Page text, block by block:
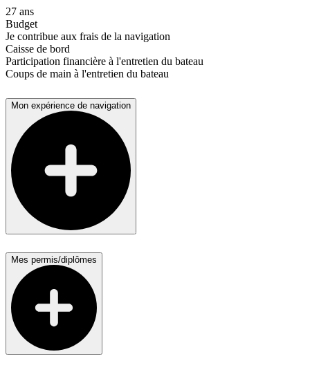
27 ans
Budget
Je contribue aux frais de la navigation
Caisse de bord
Participation financière à l'entretien du bateau
Coups de main à l'entretien du bateau
Mon expérience de navigation
Mes permis/diplômes